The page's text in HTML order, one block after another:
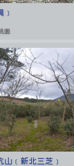
﹞
園
﹝新北三芝﹞